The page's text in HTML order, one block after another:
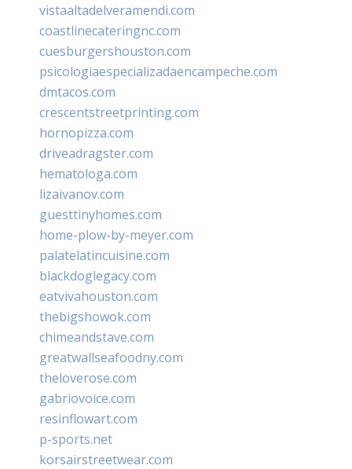
vistaaltadelveramendi.com
coastlinecateringnc.com
cuesburgershouston.com
psicologiaespecializadaencampeche.com
dmtacos.com
crescentstreetprinting.com
hornopizza.com
driveadragster.com
hematologa.com
lizaivanov.com
guesttinyhomes.com
home-plow-by-meyer.com
palatelatincuisine.com
blackdoglegacy.com
eatvivahouston.com
thebigshowok.com
chimeandstave.com
greatwallseafoodny.com
theloverose.com
gabriovoice.com
resinflowart.com
p-sports.net
korsairstreetwear.com